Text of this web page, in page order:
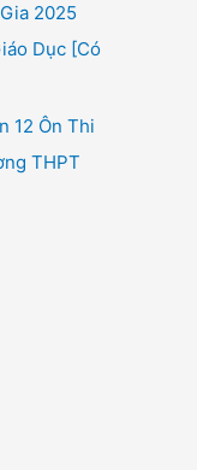
2025
Dục [Có
12 Ôn Thi
THPT